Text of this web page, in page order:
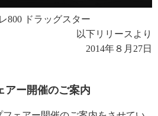
800 ドラッグスター
以下リリースより
2014年８月27日
アー開催のご案内